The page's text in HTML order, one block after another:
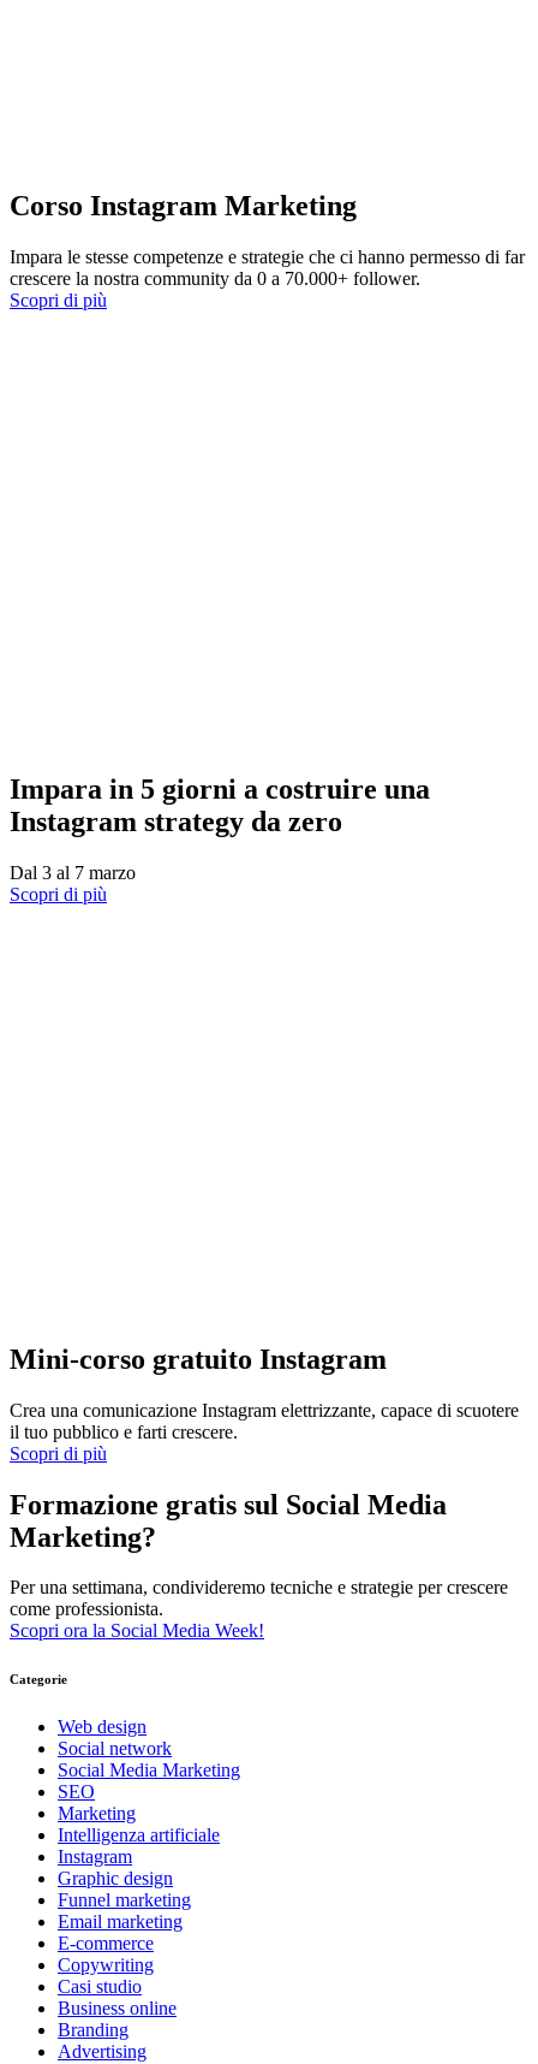
Corso Instagram Marketing
Impara le stesse competenze e strategie che ci hanno permesso di far
crescere la nostra community da 0 a 70.000+ follower.
Scopri di più
Impara in 5 giorni a costruire una
Instagram strategy da zero
Dal 3 al 7 marzo
Scopri di più
Mini-corso gratuito Instagram
Crea una comunicazione Instagram elettrizzante, capace di scuotere
il tuo pubblico e farti crescere.
Scopri di più
Formazione gratis sul Social Media
Marketing?
Per una settimana, condivideremo tecniche e strategie per crescere
come professionista.
Scopri ora la Social Media Week!
Categorie
Web design
Social network
Social Media Marketing
SEO
Marketing
Intelligenza artificiale
Instagram
Graphic design
Funnel marketing
Email marketing
E-commerce
Copywriting
Casi studio
Business online
Branding
Advertising